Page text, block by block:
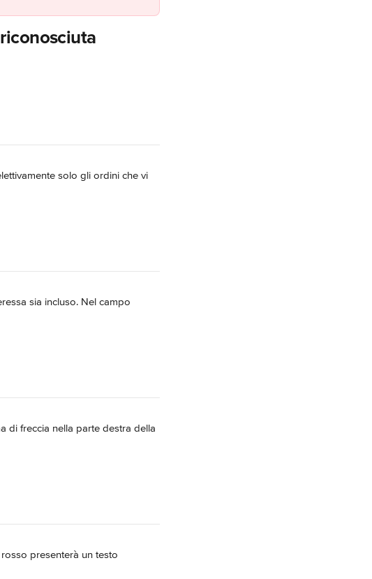
solo gli ordini che vi
sia incluso. Nel campo
di freccia nella parte destra della
presenterà un testo